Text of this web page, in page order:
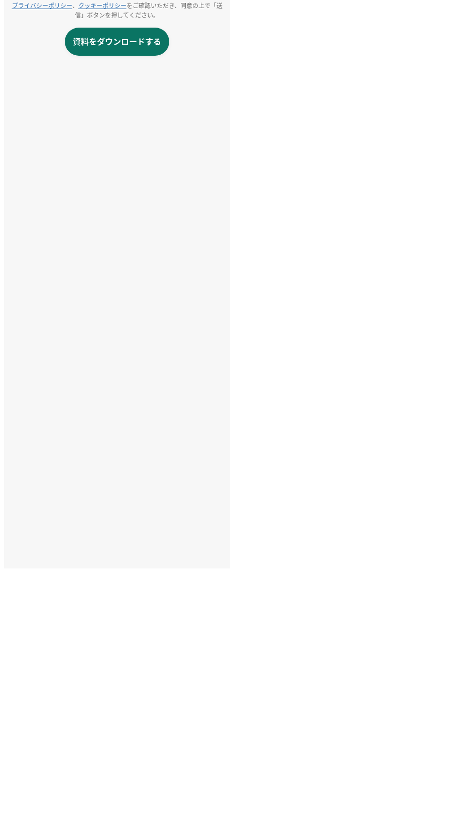
プライバシーポリシー、 クッキーポリシーをご確認いただき、同意の上で「送
信」ボタンを押してください。
資料をダウンロードする